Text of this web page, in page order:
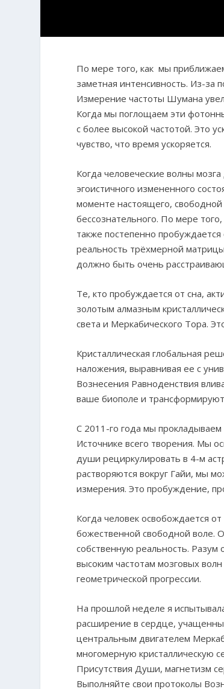
По мере того, как мы
заметная интенсивность. Из-за
Измерение частоты Шумана
Когда мы поглощаем эти
с более высокой частотой. Это
чувство, что время ускоряется.
Когда человеческие волны
эгоистичного измененного
моменте настоящего,
бессознательного. По мере
также постепенно
реальность трёхмерной
должно быть очень
Те, кто пробуждается от сна,
золотым алмазным
света и Меркабического Тора.
Кристаллическая глобальная
наложения, выравнивая ее с
Вознесения Равноденствия
ваше биополе и трансформируют
С 2011-го года мы
Источнике всего творения. Мы
души рециркулировать в 4-м
растворяются вокруг Гайи, мы
измерения. Это пробуждение,
Когда человек освобождается
божественной свободной воле.
собственную реальность. Разум
высоким частотам мозговых
геометрической прогрессии.
На прошлой неделе я
расширение в сердце,
центральным двигателем
многомерную кристаллическую
Присутствия Души, магнетизм
Выполняйте свои протоколы